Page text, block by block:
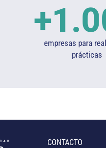
empresas para
prácticas
+
CONTACTO